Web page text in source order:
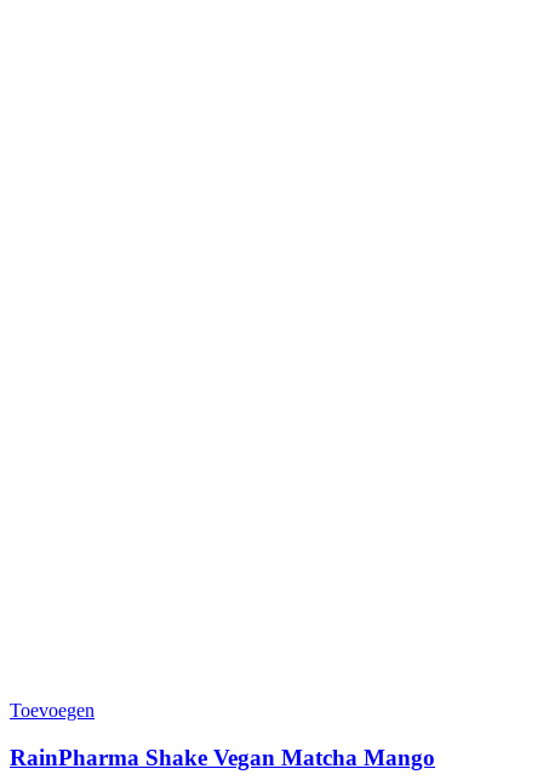
Toevoegen
RainPharma Shake Vegan Matcha Mango